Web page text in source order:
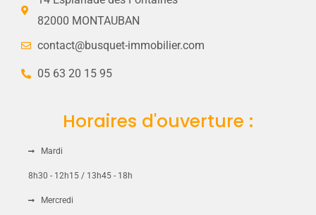
82000 MONTAUBAN
contact@busquet-immobilier.com
05 63 20 15 95
Horaires d'ouverture :
Mardi
8h30 - 12h15 / 13h45 - 18h
Mercredi